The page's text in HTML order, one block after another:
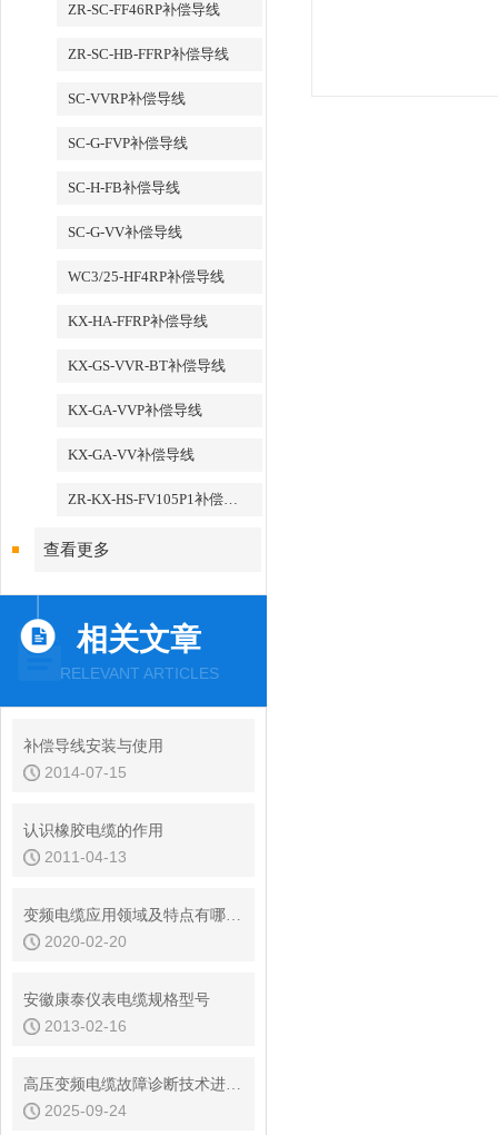
ZR-SC-FF46RP补偿导线
ZR-SC-HB-FFRP补偿导线
SC-VVRP补偿导线
SC-G-FVP补偿导线
SC-H-FB补偿导线
SC-G-VV补偿导线
WC3/25-HF4RP补偿导线
KX-HA-FFRP补偿导线
KX-GS-VVR-BT补偿导线
KX-GA-VVP补偿导线
KX-GA-VV补偿导线
ZR-KX-HS-FV105P1补偿导线
查看更多
相关文章
RELEVANT ARTICLES
补偿导线安装与使用
2014-07-15
认识橡胶电缆的作用
2011-04-13
变频电缆应用领域及特点有哪些？
2020-02-20
安徽康泰仪表电缆规格型号
2013-02-16
高压变频电缆故障诊断技术进展：从局部放电检测到在线监测系统
2025-09-24